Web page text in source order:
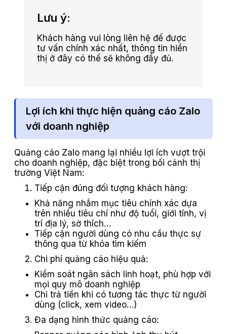
Lưu ý:
Khách hàng vui lòng liên hệ để được
tư vấn chính xác nhất, thông tin hiển
thị ở đây có thể sẽ không đầy đủ.
Lợi ích khi thực hiện quảng cáo Zalo
với doanh nghiệp
Quảng cáo Zalo mang lại nhiều lợi ích vượt trội
cho doanh nghiệp, đặc biệt trong bối cảnh thị
trường Việt Nam:
Tiếp cận đúng đối tượng khách hàng:
Khả năng nhắm mục tiêu chính xác dựa
trên nhiều tiêu chí như độ tuổi, giới tính, vị
trí địa lý, sở thích…
Tiếp cận người dùng có nhu cầu thực sự
thông qua từ khóa tìm kiếm
Chi phí quảng cáo hiệu quả:
Kiểm soát ngân sách linh hoạt, phù hợp với
mọi quy mô doanh nghiệp
Chỉ trả tiền khi có tương tác thực từ người
dùng (click, xem video…)
Đa dạng hình thức quảng cáo: